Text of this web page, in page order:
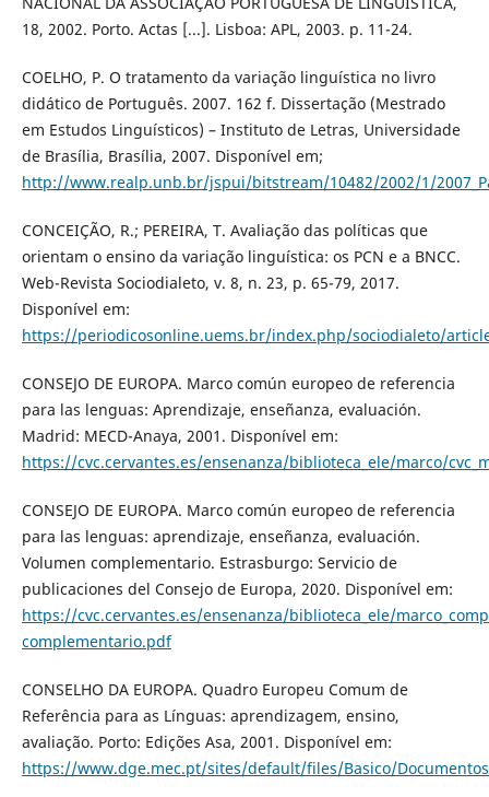
18, 2002. Porto. Actas [...]. Lisboa: APL, 2003. p. 11-24.
COELHO, P. O tratamento da variação linguística no livro
didático de Português. 2007. 162 f. Dissertação (Mestrado
em Estudos Linguísticos) – Instituto de Letras, Universidade
de Brasília, Brasília, 2007. Disponível em;
http://www.realp.unb.br/jspui/bitstream/10482/2002/1/
CONCEIÇÃO, R.; PEREIRA, T. Avaliação das políticas que
orientam o ensino da variação linguística: os PCN e a BNCC.
Web-Revista Sociodialeto, v. 8, n. 23, p. 65-79, 2017.
Disponível em:
https://periodicosonline.uems.br/index.php/sociodialeto/
CONSEJO DE EUROPA. Marco común europeo de referencia
para las lenguas: Aprendizaje, enseñanza, evaluación.
Madrid: MECD-Anaya, 2001. Disponível em:
https://cvc.cervantes.es/ensenanza/biblioteca_ele/marco/
CONSEJO DE EUROPA. Marco común europeo de referencia
para las lenguas: aprendizaje, enseñanza, evaluación.
Volumen complementario. Estrasburgo: Servicio de
publicaciones del Consejo de Europa, 2020. Disponível em:
https://cvc.cervantes.es/ensenanza/biblioteca_ele/
complementario.pdf
CONSELHO DA EUROPA. Quadro Europeu Comum de
Referência para as Línguas: aprendizagem, ensino,
avaliação. Porto: Edições Asa, 2001. Disponível em:
https://www.dge.mec.pt/sites/default/files/Basico/